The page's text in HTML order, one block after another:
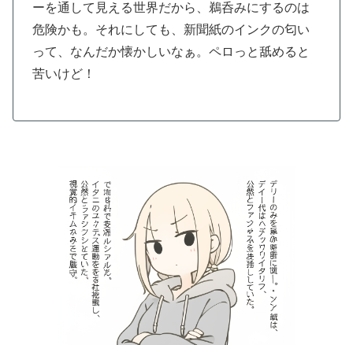
ーを通して見える世界だから、鵜呑みにするのは
危険かも。それにしても、新聞紙のインクの匂い
って、なんだか懐かしいなぁ。ペロっと舐めると
苦いけど！